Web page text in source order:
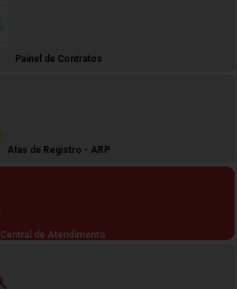
Painel de Contratos
Atas de Registro - ARP
Central de Atendimento